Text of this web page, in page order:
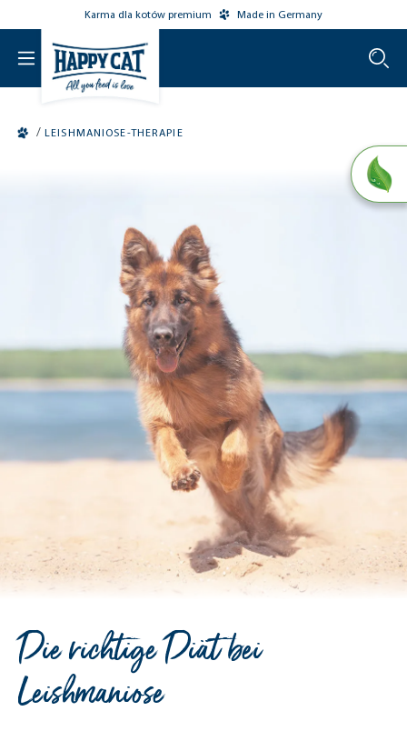
main contentKarma dla kotów premium Made in Germany
/ LEISHMANIOSE-THERAPIE
Die richtige Diät bei
Leishmaniose